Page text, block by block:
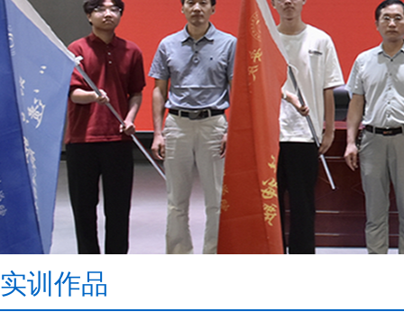
实训作品